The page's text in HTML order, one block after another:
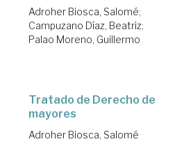
Adroher Biosca, Salomé;
Campuzano Díaz, Beatriz;
Palao Moreno, Guillermo
Tratado de Derecho de
mayores
Adroher Biosca, Salomé